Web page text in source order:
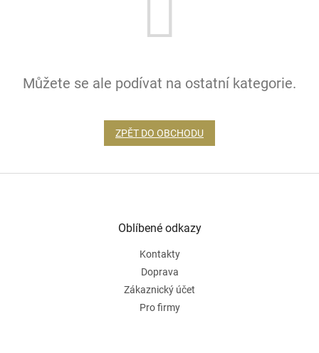
Můžete se ale podívat na ostatní kategorie.
ZPĚT DO OBCHODU
Oblíbené odkazy
Kontakty
Doprava
Zákaznický účet
Pro firmy